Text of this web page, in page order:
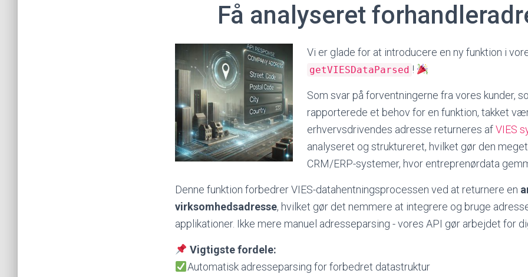
Få analyseret
Vi er glade for at introducere en ny funktion i
getVIESDataParsed !
Som svar på forventningerne fra vores kunder,
rapporterede et behov for en funktion, takket
erhvervsdrivendes adresse returneres afVIES
analyseret og struktureret, hvilket gør den
CRM/ERP-systemer, hvor entreprenørdata
Denne funktion forbedrer VIES-datahentningsprocessen ved at returnere en
virksomhedsadresse, hvilket gør det nemmere at integrere og bruge
applikationer. Ikke mere manuel adresseparsing - vores API gør arbejdet for
Vigtigste fordele:
Automatisk adresseparsing for forbedret datastruktur